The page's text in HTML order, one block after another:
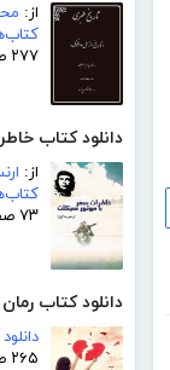
از:
۲۷۷ صفحه
دانلود کتاب
از:
۷۳ صفحه
دانلود کتاب
۲۶۵ صفحه